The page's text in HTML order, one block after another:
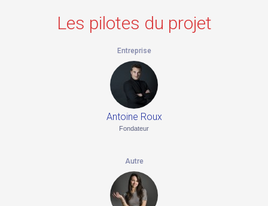
Les pilotes du projet
Entreprise
Antoine Roux
Fondateur
Autre